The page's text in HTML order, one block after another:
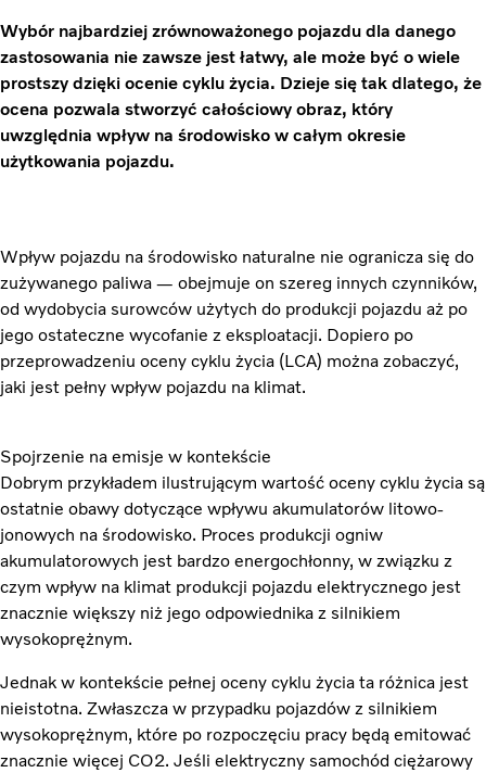
Wybór najbardziej zrównoważonego pojazdu dla danego
zastosowania nie zawsze jest łatwy, ale może być o wiele
prostszy dzięki ocenie cyklu życia. Dzieje się tak dlatego, że
ocena pozwala stworzyć całościowy obraz, który
uwzględnia wpływ na środowisko w całym okresie
użytkowania pojazdu.
Wpływ pojazdu na środowisko naturalne nie ogranicza się do
zużywanego paliwa — obejmuje on szereg innych czynników,
od wydobycia surowców użytych do produkcji pojazdu aż po
jego ostateczne wycofanie z eksploatacji. Dopiero po
przeprowadzeniu oceny cyklu życia (LCA) można zobaczyć,
jaki jest pełny wpływ pojazdu na klimat.
Spojrzenie na emisje w kontekście
Dobrym przykładem ilustrującym wartość oceny cyklu życia są
ostatnie obawy dotyczące wpływu akumulatorów litowo-
jonowych na środowisko. Proces produkcji ogniw
akumulatorowych jest bardzo energochłonny, w związku z
czym wpływ na klimat produkcji pojazdu elektrycznego jest
znacznie większy niż jego odpowiednika z silnikiem
wysokoprężnym.
Jednak w kontekście pełnej oceny cyklu życia ta różnica jest
nieistotna. Zwłaszcza w przypadku pojazdów z silnikiem
wysokoprężnym, które po rozpoczęciu pracy będą emitować
znacznie więcej CO2. Jeśli elektryczny samochód ciężarowy